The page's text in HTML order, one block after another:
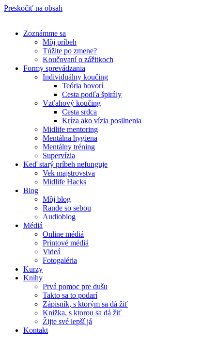
Preskočiť na obsah
Zoznámme sa
Môj príbeh
Túžite po zmene?
Koučovaní o zážitkoch
Formy sprevádzania
Individuálny koučing
Teória hovorí
Cesta podľa špirály
Vzťahový koučing
Cesta srdca
Kríza ako vízia posilnenia
Midlife mentoring
Mentálna hygiena
Mentálny tréning
Supervízia
Keď starý príbeh nefunguje
Vek majstrovstva
Midlife Hacks
Blog
Môj blog
Rande so sebou
Audioblog
Médiá
Online médiá
Printové médiá
Videá
Fotogaléria
Kurzy
Knihy
Prvá pomoc pre dušu
Takto sa to podarí
Zápisník, s ktorým sa dá žiť
Knižka, s ktorou sa dá žiť
Žijte své lepší já
Kontakt